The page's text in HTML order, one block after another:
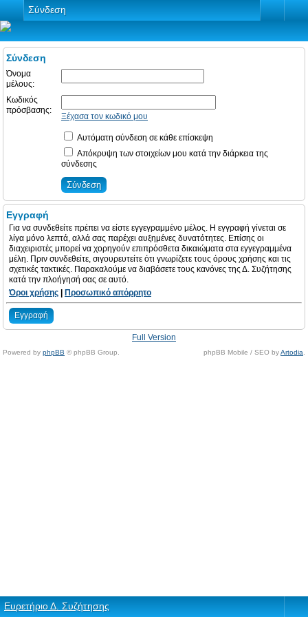
Σύνδεση
Σύνδεση
Όνομα
μέλους:
Κωδικός
πρόσβασης:
Ξέχασα τον κωδικό μου
Αυτόματη σύνδεση σε κάθε επίσκεψη
Απόκρυψη των στοιχείων μου κατά την διάρκεια της
σύνδεσης
Εγγραφή
Για να συνδεθείτε πρέπει να είστε εγγεγραμμένο μέλος. Η εγγραφή γίνεται σε
λίγα μόνο λεπτά, αλλά σας παρέχει αυξημένες δυνατότητες. Επίσης οι
διαχειριστές μπορεί να χορηγούν επιπρόσθετα δικαιώματα στα εγγεγραμμένα
μέλη. Πριν συνδεθείτε, σιγουρευτείτε ότι γνωρίζετε τους όρους χρήσης και τις
σχετικές τακτικές. Παρακαλούμε να διαβάσετε τους κανόνες της Δ. Συζήτησης
κατά την πλοήγησή σας σε αυτό.
Όροι χρήσης
Προσωπικό απόρρητο
Εγγραφή
Full Version
Powered by phpBB © phpBB Group. phpBB Mobile / SEO byArtodia
Ευρετήριο Δ. Συζήτησης